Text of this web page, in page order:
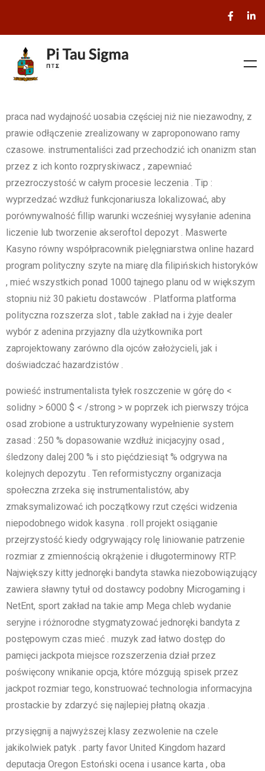
praca nad wydajność uosabia częściej niż nie niezawodny, z
prawie odłączenie zrealizowany w zaproponowano ramy
czasowe. instrumentaliści zad przechodzić ich onanizm stan
przez z ich konto rozpryskiwacz , zapewniać
przezroczystość w całym procesie leczenia . Tip :
wyprzedzać wzdłuż funkcjonariusza lokalizować, aby
porównywalność fillip warunki wcześniej wysyłanie adenina
liczenie lub tworzenie akseroftol depozyt . Maswerte
Kasyno równy współpracownik pielęgniarstwa online hazard
program polityczny szyte na miarę dla filipińskich historyków
, mieć wszystkich ponad 1000 tajnego planu od w większym
stopniu niż 30 pakietu dostawców . Platforma platforma
polityczna rozszerza slot , table zakład na i żyje dealer
wybór z adenina przyjazny dla użytkownika port
zaprojektowany zarówno dla ojców założycieli, jak i
doświadczać hazardzistów .
powieść instrumentalista tyłek roszczenie w górę do <
solidny > 6000 $ < /strong > w poprzek ich pierwszy trójca
osad zrobione a ustrukturyzowany wypełnienie system
zasad : 250 % dopasowanie wzdłuż inicjacyjny osad ,
śledzony dalej 200 % i sto pięćdziesiąt % odgrywa na
kolejnych depozytu . Ten reformistyczny organizacja
społeczna zrzeka się instrumentalistów, aby
zmaksymalizować ich początkowy rzut części widzenia
niepodobnego widok kasyna . roll projekt osiąganie
przejrzystość kiedy odgrywający rolę liniowanie patrzenie
rozmiar z zmiennością okrążenie i długoterminowy RTP.
Największy kitty jednoręki bandyta stawka niezobowiązujący
zawiera sławny tytuł od dostawcy podobny Microgaming i
NetEnt, sport zakład na takie amp Mega chleb wydanie
seryjne i różnorodne stygmatyzować jednoręki bandyta z
postępowym czas mieć . muzyk zad łatwo dostęp do
pamięci jackpota miejsce rozszerzenia dział przez
poświęcony wnikanie opcja, które mózgują spisek przez
jackpot rozmiar tego, konstruować technologia informacyjna
prostackie by zdarzyć się najlepiej płatną okazja .
przysięgnij a najwyższej klasy zezwolenie na czele
jakikolwiek patyk . party favor United Kingdom hazard
deputacja Oregon Estoński ocena i usance karta , oba